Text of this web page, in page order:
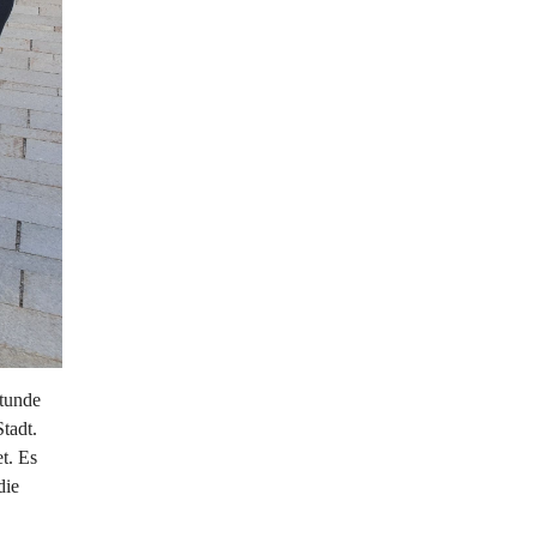
Es